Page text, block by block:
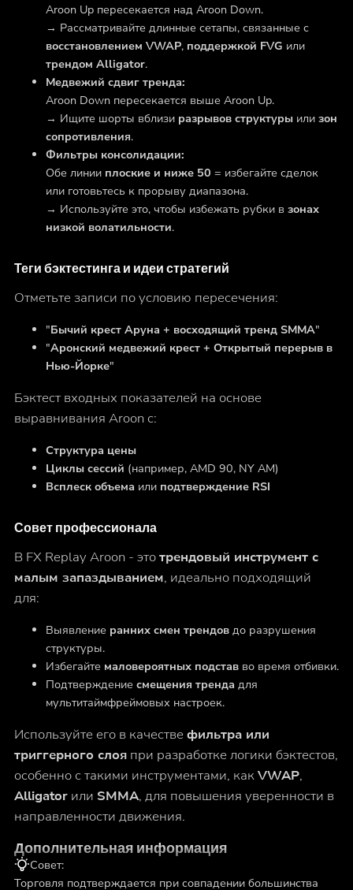
Aroon Up пересекается над Aroon Down.
→ Рассматривайте длинные сетапы, связанные с
восстановлением VWAP, поддержкой FVG или
трендом Alligator.
Медвежий сдвиг тренда:
Aroon Down пересекается выше Aroon Up.
→ Ищите шорты вблизи разрывов структурыили зон
сопротивления.
Фильтры консолидации:
Обе линии плоские и ниже 50 = избегайте сделок
или готовьтесь к прорыву диапазона.
→ Используйте это, чтобы избежать рубки в зонах
низкой волатильности.
Теги бэктестинга и идеи стратегий
Отметьте записи по условию пересечения:
"Бычий крест Аруна + восходящий тренд SMMA"
"Аронский медвежий крест + Открытый перерыв в
Нью-Йорке"
Бэктест входных показателей на основе
выравнивания Aroon с:
Структура цены
Циклы сессий (например, AMD 90, NY AM)
Всплеск объема или подтверждение RSI
Совет профессионала
В FX Replay Aroon - этотрендовый инструмент с
малым запаздыванием, идеально подходящий
для:
Выявление ранних смен трендовдо разрушения
структуры.
Избегайте маловероятных подставво время отбивки.
Подтверждение смещения тренда для
мультитаймфреймовых настроек.
Используйте его в качествефильтра или
триггерного слояпри разработке логики бэктестов,
особенно с такими инструментами, какVWAP,
Alligatorили SMMA, для повышения уверенности в
направленности движения.
Дополнительная информация
Совет:
Торговля подтверждается при совпадении большинства